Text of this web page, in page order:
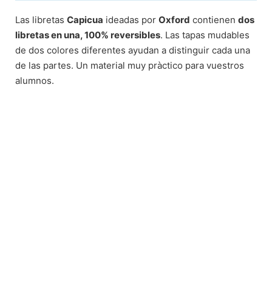
Las libretas Capicua ideadas por Oxford contienen dos
libretas en una, 100% reversibles. Las tapas mudables
de dos colores diferentes ayudan a distinguir cada una
de las partes. Un material muy pràctico para vuestros
alumnos.